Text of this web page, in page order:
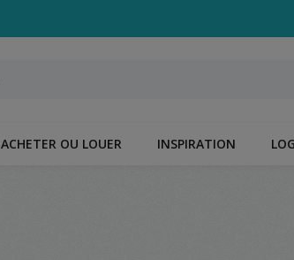
ACHETER OU LOUER INSPIRATION